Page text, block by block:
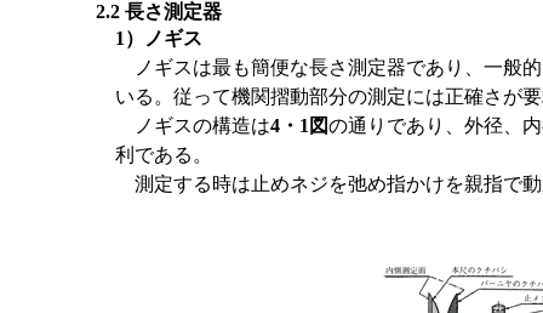
2.2 長さ測定器
1）ノギス
ノギスは最も簡便な長さ測定器であり、一般
いる。従って機関摺動部分の測定には正確さが
ノギスの構造は4・1図の通りであり、外径、
利である。
測定する時は止めネジを弛め指かけを親指で